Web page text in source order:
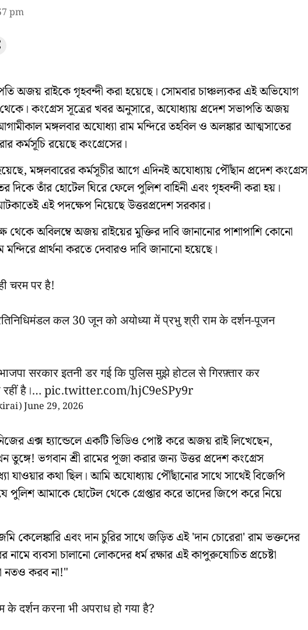
pm
অজয় রাইকে গৃহবন্দী করা হয়েছে। সোমবার চাঞ্চল্যকর এই অভিযোগ
কংগ্রেস সূত্রের খবর অনুসারে, অযোধ্যায় প্রদেশ সভাপতি অজয়
মঙ্গলবার অযোধ্যা রাম মন্দিরে তহবিল ও অলঙ্কার আত্মসাতের
কর্মসূচি রয়েছে কংগ্রেসের।
মঙ্গলবারের কর্মসূচীর আগে এদিনই অযোধ্যায় পৌঁছান প্রদেশ কংগ্রেস
তাঁর হোটেল ঘিরে ফেলে পুলিশ বাহিনী এবং গৃহবন্দী করা হয়।
এই পদক্ষেপ নিয়েছে উত্তরপ্রদেশ সরকার।
থেকে অবিলম্বে অজয় রাইয়ের মুক্তির দাবি জানানোর পাশাপাশি কোনো
প্রার্থনা করতে দেবারও দাবি জানানো হয়েছে।
चरम पर है!
कल 30 जून को अयोध्या में प्रभु श्री राम के दर्शन-पूजन
सरकार इतनी डर गई कि पुलिस मुझे होटल से गिरफ़्तार कर
है।…pic.twitter.com/hjC9eSPy9r
June 29, 2026
এক্স হ্যান্ডেলে একটি ভিডিও পোষ্ট করে অজয় রাই লিখেছেন,
তুঙ্গে! ভগবান শ্রী রামের পূজা করার জন্য উত্তর প্রদেশ কংগ্রেস
যাওয়ার কথা ছিল। আমি অযোধ্যায় পৌঁছানোর সাথে সাথেই বিজেপি
আমাকে হোটেল থেকে গ্রেপ্তার করে তাদের জিপে করে নিয়ে
কেলেঙ্কারি এবং দান চুরির সাথে জড়িত এই 'দান চোরেরা' রাম ভক্তদের
ব্যবসা চালানো লোকদের ধর্ম রক্ষার এই কাপুরুষোচিত প্রচেষ্টা
নতও করব না!"
के दर्शन करना भी अपराध हो गया है?